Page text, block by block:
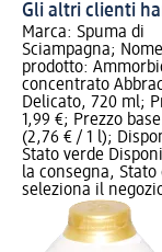
Gli altri clienti
Marca: Spuma di
Sciampagna;
prodotto:
concentrato
Delicato, 720 ml;
1,99 €; Prezzo
(2,76 € / 1 l);
Stato verde
la consegna, Stato
seleziona il